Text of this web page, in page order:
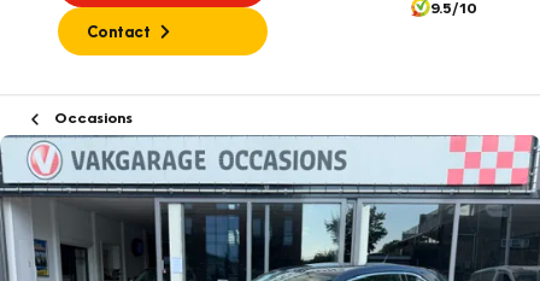
Contact
9.5/10
Occasions